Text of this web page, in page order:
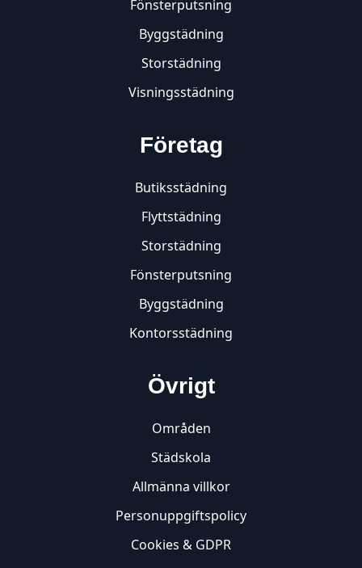
Fönsterputsning
Byggstädning
Storstädning
Visningsstädning
Företag
Butiksstädning
Flyttstädning
Storstädning
Fönsterputsning
Byggstädning
Kontorsstädning
Övrigt
Områden
Städskola
Allmänna villkor
Personuppgiftspolicy
Cookies & GDPR